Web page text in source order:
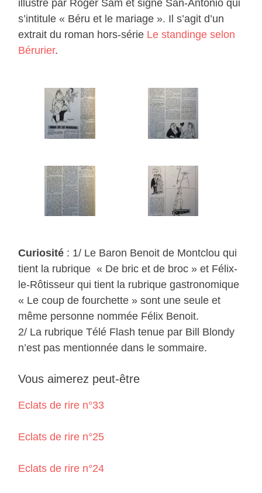
illustré par Roger Sam et signé San-Antonio qui
s’intitule « Béru et le mariage ». Il s’agit d’un
extrait du roman hors-série Le standinge selon
Bérurier.
Curiosité : 1/ Le Baron Benoit de Montclou qui
tient la rubrique « De bric et de broc » et Félix-
le-Rôtisseur qui tient la rubrique gastronomique
« Le coup de fourchette » sont une seule et
même personne nommée Félix Benoit.
2/ La rubrique Télé Flash tenue par Bill Blondy
n’est pas mentionnée dans le sommaire.
Vous aimerez peut-être
Eclats de rire n°33
Eclats de rire n°25
Eclats de rire n°24